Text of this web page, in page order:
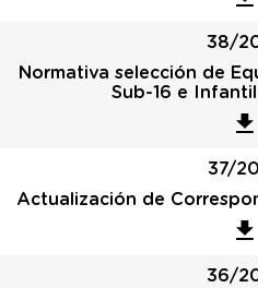
38/
Normativa selección de
Sub-16 e
37/
Actualización de
36/